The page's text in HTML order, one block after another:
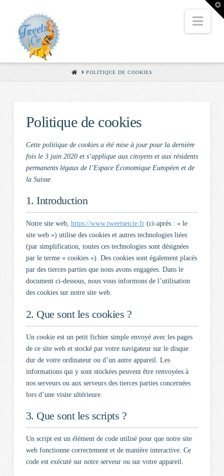
HOMEPOLITIQUE DE COOKIES
Politique de cookies
Cette politique de cookies a été mise à jour pour la dernière
fois le 3 juin 2020 et s’applique aux citoyens et aux résidents
permanents légaux de l’Espace Économique Européen et de
la Suisse.
1. Introduction
Notre site web, https://www.tweetsetcie.fr(ci-après : « le
site web ») utilise des cookies et autres technologies liées
(par simplification, toutes ces technologies sont désignées
par le terme « cookies »). Des cookies sont également placés
par des tierces parties que nous avons engagées. Dans le
document ci-dessous, nous vous informons de l’utilisation
des cookies sur notre site web.
2. Que sont les cookies ?
Un cookie est un petit fichier simple envoyé avec les pages
de ce site web et stocké par votre navigateur sur le disque
dur de votre ordinateur ou d’un autre appareil. Les
informations qui y sont stockées peuvent être renvoyées à
nos serveurs ou aux serveurs des tierces parties concernées
lors d’une visite ultérieure.
3. Que sont les scripts ?
Un script est un élément de code utilisé pour que notre site
web fonctionne correctement et de manière interactive. Ce
code est exécuté sur notre serveur ou sur votre appareil.